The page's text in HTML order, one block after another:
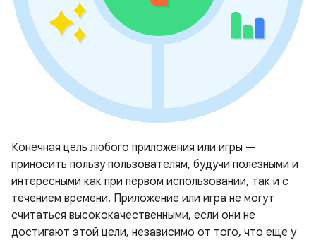
Конечная цель любого приложения или игры —
приносить пользу пользователям, будучи полезными и
интересными как при первом использовании, так и с
течением времени. Приложение или игра не могут
считаться высококачественными, если они не
достигают этой цели, независимо от того, что еще у